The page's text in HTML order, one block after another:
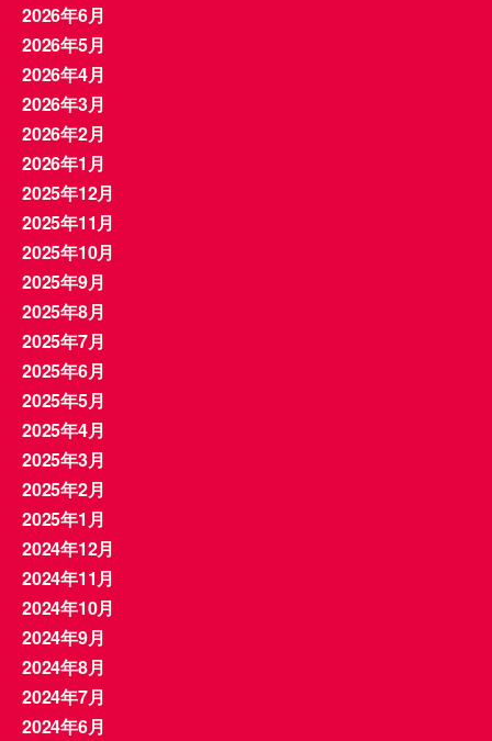
2026年6月
2026年5月
2026年4月
2026年3月
2026年2月
2026年1月
2025年12月
2025年11月
2025年10月
2025年9月
2025年8月
2025年7月
2025年6月
2025年5月
2025年4月
2025年3月
2025年2月
2025年1月
2024年12月
2024年11月
2024年10月
2024年9月
2024年8月
2024年7月
2024年6月